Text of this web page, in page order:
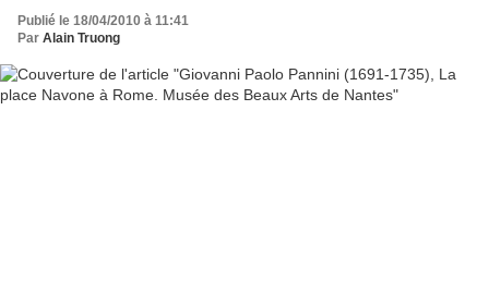
Publié le 18/04/2010 à 11:41
Par Alain Truong